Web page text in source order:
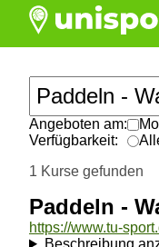
Angeboten am: Mo
Verfügbarkeit:
1 Kurse gefunden
Paddeln -
Beschreibung